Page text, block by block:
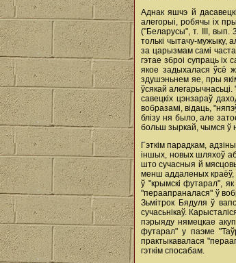
Аднак яшчэ й
алегорыі, робячы ix
("Беларусы", т. III, вып.
толькі чытачу-мужыку,
за царызмам самі
гэтае зброі супраць ix
якое задыхалася ўсё
здушэньнем яе, пры
ўсякай
савецкіх цэнзараў
вобразамі, відаць,
блізу ня было, але
больш зыркай, чымся ў
Гэткім парадкам,
іншых, новых шляхоў
што сучасныя й
менш аддаленых краёў,
ў "крымскі футарал",
"пераапраналася" ў
Зьмітрок Бядуля ў
сучасьнікаў.
пэрыяду нямецкае
футарал" у паэме
практыкавалася
гэткім спосабам.